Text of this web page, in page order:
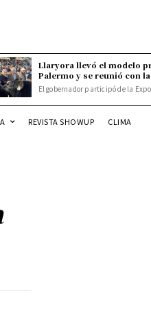
Llaryora llevó el modelo
Palermo y se reunió con la
El gobernador participó de la
REVISTA SHOWUP CLIMA